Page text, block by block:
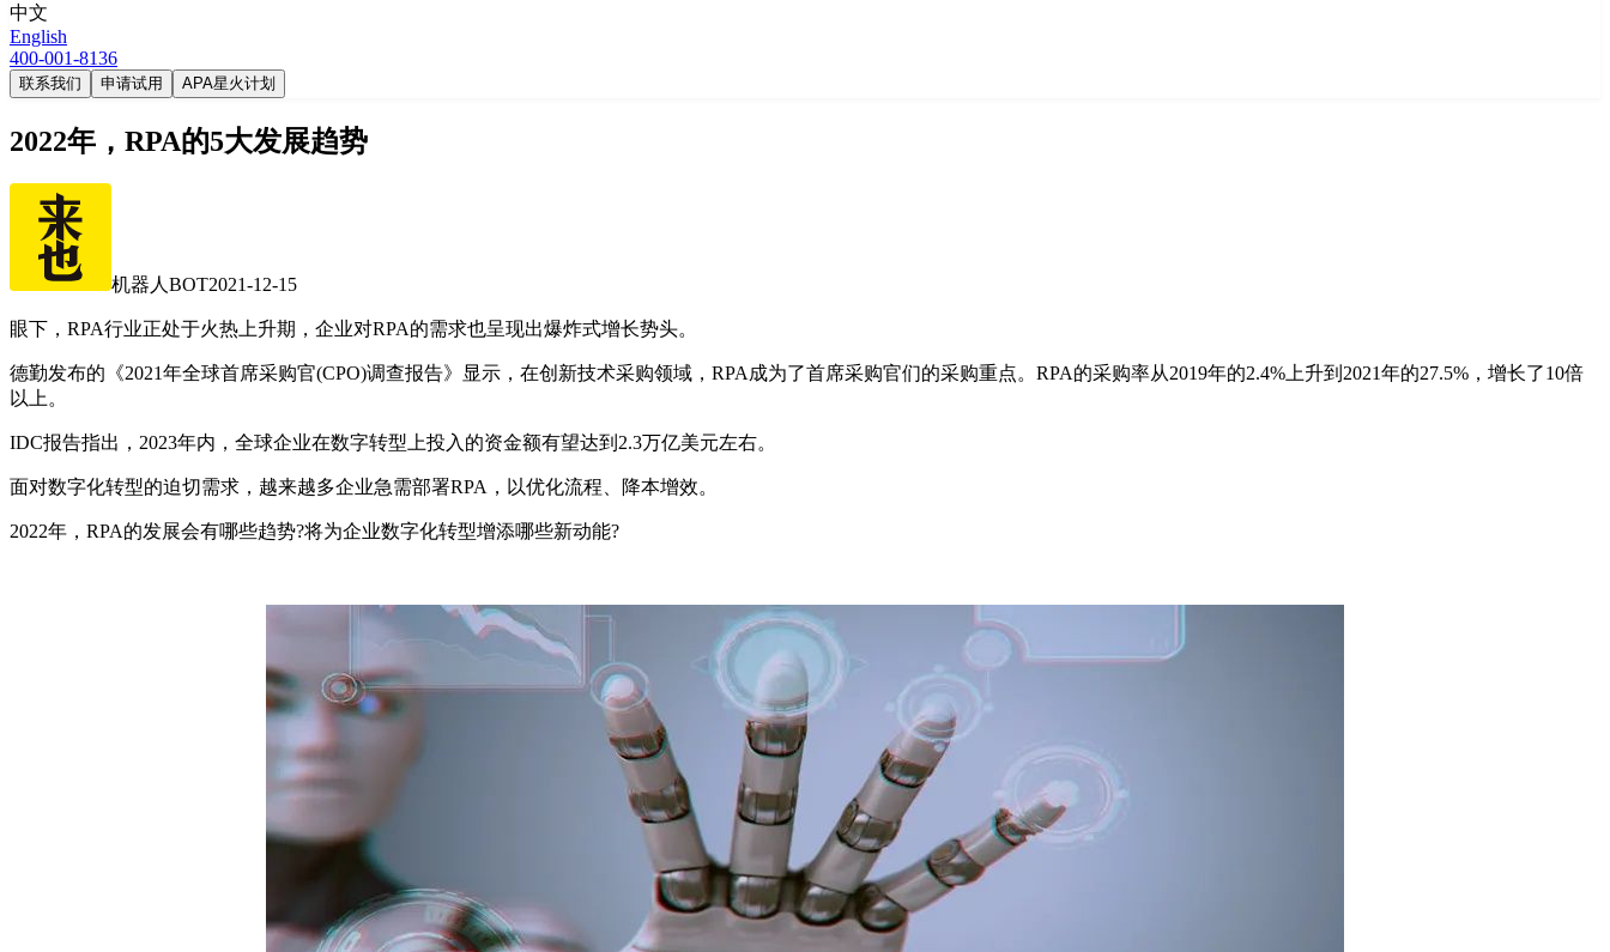
中文
English
400-001-8136
联系我们 申请试用 APA星火计划
2022年，RPA的5大发展趋势
机器人BOT2021-12-15
眼下，RPA行业正处于火热上升期，企业对RPA的需求也呈现出爆炸式增长势头。
德勤发布的《2021年全球首席采购官(CPO)调查报告》显示，在创新技术采购领域，RPA成为了首席采购官们的采购重点。RPA的采购率从2019年的2.4%上升到2021年的27.5%，增长了10倍
以上。
IDC报告指出，2023年内，全球企业在数字转型上投入的资金额有望达到2.3万亿美元左右。
面对数字化转型的迫切需求，越来越多企业急需部署RPA，以优化流程、降本增效。
2022年，RPA的发展会有哪些趋势?将为企业数字化转型增添哪些新动能?